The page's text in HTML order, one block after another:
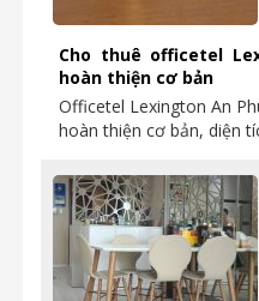
Cho thuê officetel
hoàn thiện cơ bản
Officetel Lexington An
hoàn thiện cơ bản, diện